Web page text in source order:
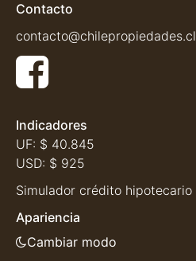
Contacto
contacto@chilepropiedades.cl
Indicadores
UF: $ 40.845
USD: $ 925
Simulador crédito hipotecario
Apariencia
Cambiar modo